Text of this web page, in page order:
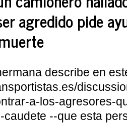
agredido pide
describe en
a-los-agresores-
--que esta